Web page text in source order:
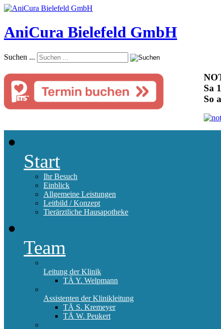
AniCura Bielefeld GmbH
Suchen ...
Sa
So
Start
Ihr Besuch
Einblick
Allgemeine Leistungen
Leitbild / Konzept
Tierärztliche Hausapotheke
Team
Leitung der Klinik
TÄ Y. Welpmann
Assistenten der Klinikleitung
TÄ S. Kremeyer
TÄ W. Peukert